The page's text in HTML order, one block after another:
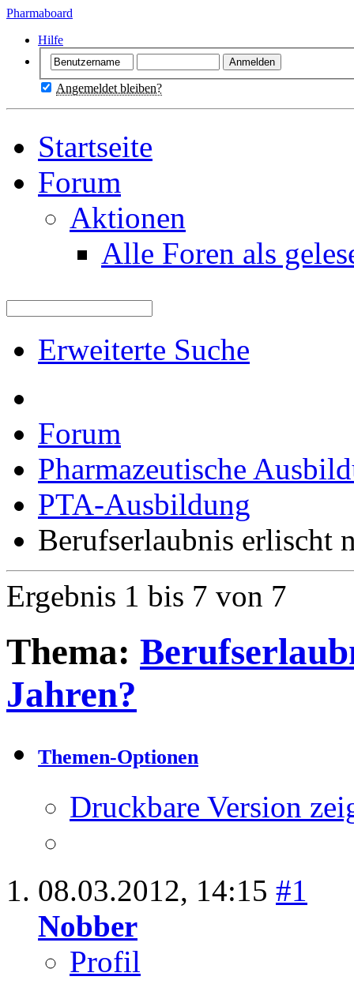
Pharmaboard
Hilfe
Angemeldet bleiben?
Startseite
Forum
Aktionen
Alle Foren als
Erweiterte Suche
Forum
Pharmazeutische
PTA-Ausbildung
Berufserlaubnis erlischt
Ergebnis 1 bis 7 von 7
Thema:
Jahren?
Themen-Optionen
Druckbare Version